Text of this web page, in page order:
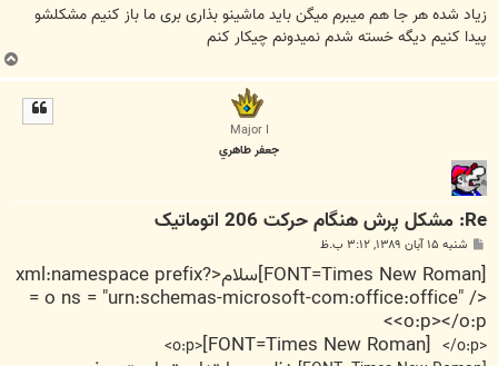
زیاد شده هر جا هم میبرم میگن باید ماشینو بذاری بری ما باز کنیم مشکلشو
پیدا کنیم دیگه خسته شدم نمیدونم چیکار کنم
Major I
جعفر طاهري
Re: مشکل پرش هنگام حرکت 206 اتوماتیک
ت
شنبه ۱۵ آبان ۱۳۸۹, ۳:۱۲ ب.ظ
[FONT=Times New Roman]سلام<?xml:namespace prefix
= o ns = "urn:schemas-microsoft-com:office:office" />
<o:p></o:p>
<o:p>
[FONT=Times New Roman] </o:p>